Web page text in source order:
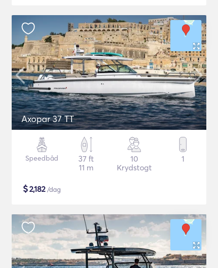
Axopar 37 TT
Speedbåd
37 ft
11 m
10
Krydstogt
1
$2,182/dag